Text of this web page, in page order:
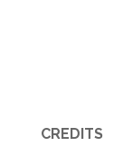
CREDITS